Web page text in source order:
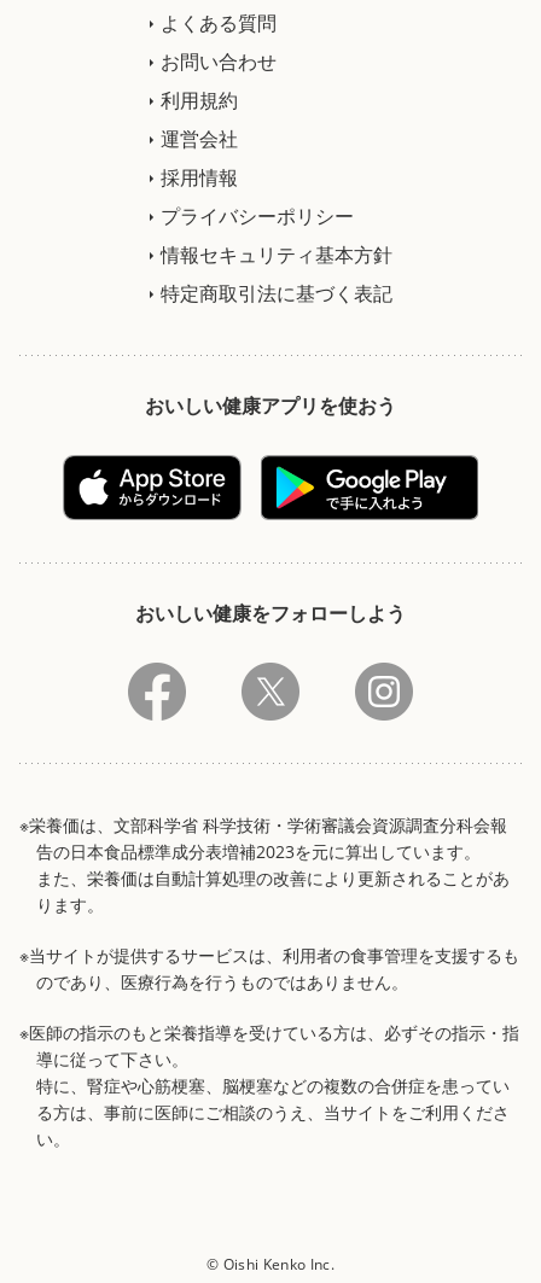
よくある質問
お問い合わせ
利用規約
運営会社
採用情報
プライバシーポリシー
情報セキュリティ基本方針
特定商取引法に基づく表記
おいしい健康アプリを使おう
おいしい健康をフォローしよう
※栄養価は、文部科学省 科学技術・学術審議会資源調査分科会報
告の日本食品標準成分表増補2023を元に算出しています。
また、栄養価は自動計算処理の改善により更新されることがあ
ります。
※当サイトが提供するサービスは、利用者の食事管理を支援するも
のであり、医療行為を行うものではありません。
※医師の指示のもと栄養指導を受けている方は、必ずその指示・指
導に従って下さい。
特に、腎症や心筋梗塞、脳梗塞などの複数の合併症を患ってい
る方は、事前に医師にご相談のうえ、当サイトをご利用くださ
い。
© Oishi Kenko Inc.